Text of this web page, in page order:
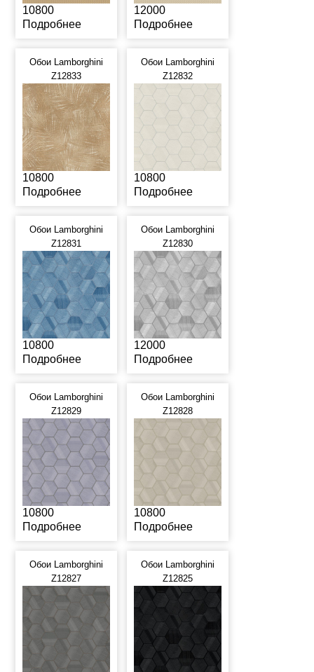
10800
Подробнее
12000
Подробнее
Обои Lamborghini
Z12833
10800
Подробнее
Обои Lamborghini
Z12832
10800
Подробнее
Обои Lamborghini
Z12831
10800
Подробнее
Обои Lamborghini
Z12830
12000
Подробнее
Обои Lamborghini
Z12829
10800
Подробнее
Обои Lamborghini
Z12828
10800
Подробнее
Обои Lamborghini
Z12827
Обои Lamborghini
Z12825